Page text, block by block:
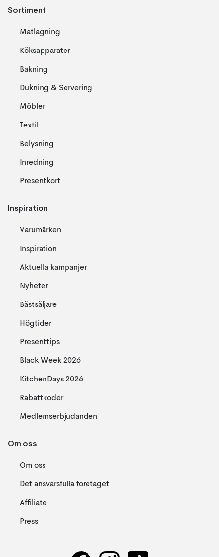
Sortiment
Matlagning
Köksapparater
Bakning
Dukning & Servering
Möbler
Textil
Belysning
Inredning
Presentkort
Inspiration
Varumärken
Inspiration
Aktuella kampanjer
Nyheter
Bästsäljare
Högtider
Presenttips
Black Week 2026
KitchenDays 2026
Rabattkoder
Medlemserbjudanden
Om oss
Om oss
Det ansvarsfulla företaget
Affiliate
Press